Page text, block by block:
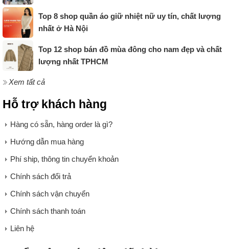
Top 8 shop quần áo giữ nhiệt nữ uy tín, chất lượng
nhất ở Hà Nội
Top 12 shop bán đồ mùa đông cho nam đẹp và chất
lượng nhất TPHCM
Xem tất cả
Hỗ trợ khách hàng
Hàng có sẵn, hàng order là gì?
Hướng dẫn mua hàng
Phí ship, thông tin chuyển khoản
Chính sách đổi trả
Chính sách vận chuyển
Chính sách thanh toán
Liên hệ